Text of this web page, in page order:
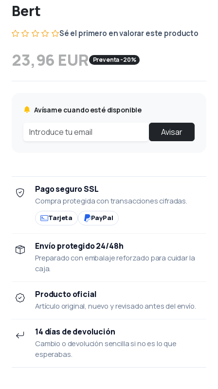
Bert
Sé el primero en valorar este producto
23,96 EUR Preventa -20%
Avísame cuando esté disponible
Avisar
Pago seguro SSL
Compra protegida con transacciones cifradas.
Tarjeta PayPal
Envío protegido 24/48h
Preparado con embalaje reforzado para cuidar la
caja.
Producto oficial
Artículo original, nuevo y revisado antes del envío.
14 días de devolución
Cambio o devolución sencilla si no es lo que
esperabas.